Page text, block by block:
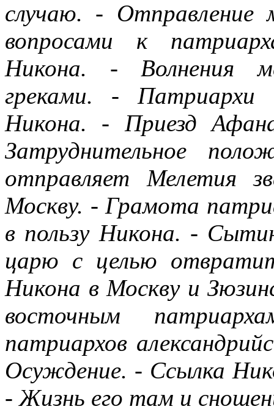
случаю. -
вопросами к
Никона. - Волнения
греками. -
Никона. - Приезд
Затруднительное
отправляет Мелетия
Москву. - Грамота
в пользу Никона. -
царю с целью
Никона в Москву и
восточным
патриархов
Осуждение. - Ссылка
- Жизнь его там и